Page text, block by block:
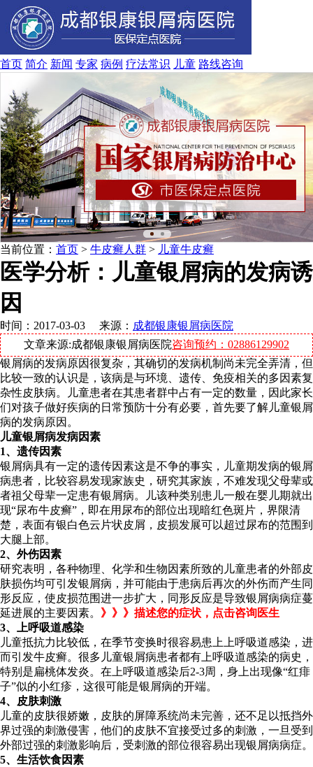
首页 简介 新闻 专家 病例 疗法常识 儿童 路线咨询
当前位置： 首页 > 牛皮癣人群 > 儿童牛皮癣
医学分析：儿童银屑病的发病诱
因
时间：2017-03-03 来源： 成都银康银屑病医院
文章来源:成都银康银屑病医院咨询预约：02886129902
银屑病的发病原因很复杂，其确切的发病机制尚未完全弄清，但
比较一致的认识是，该病是与环境、遗传、免疫相关的多因素复
杂性皮肤病。儿童患者在其患者群中占有一定的数量，因此家长
们对孩子做好疾病的日常预防十分有必要，首先要了解儿童银屑
病的发病原因。
儿童银屑病发病因素
1、遗传因素
银屑病具有一定的遗传因素这是不争的事实，儿童期发病的银屑
病患者，比较容易发现家族史，研究其家族，不难发现父母辈或
者祖父母辈一定患有银屑病。儿该种类别患儿一般在婴儿期就出
现“尿布牛皮癣”，即在用尿布的部位出现暗红色斑片，界限清
楚，表面有银白色云片状皮屑，皮损发展可以超过尿布的范围到
大腿上部。
2、外伤因素
研究表明，各种物理、化学和生物因素所致的儿童患者的外部皮
肤损伤均可引发银屑病，并可能由于患病后再次的外伤而产生同
形反应，使皮损范围进一步扩大，同形反应是导致银屑病病症蔓
延进展的主要因素。 》》》描述您的症状，点击咨询医生
3、上呼吸道感染
儿童抵抗力比较低，在季节变换时很容易患上上呼吸道感染，进
而引发牛皮癣。很多儿童银屑病患者都有上呼吸道感染的病史，
特别是扁桃体发炎。在上呼吸道感染后2-3周，身上出现像“红痱
子”似的小红疹，这很可能是银屑病的开端。
4、皮肤刺激
儿童的皮肤很娇嫩，皮肤的屏障系统尚未完善，还不足以抵挡外
界过强的刺激侵害，他们的皮肤不宜接受过多的刺激，一旦受到
外部过强的刺激影响后，受刺激的部位很容易出现银屑病病症。
5、生活饮食因素